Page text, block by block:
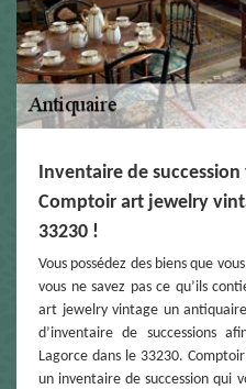
Inventaire de
Comptoir art jewelry
33230 !
Vous possédez des biens que
vous ne savez pas ce qu’ils
art jewelry vintage un
d’inventaire de successions
Lagorce dans le 33230.
un inventaire de succession qui